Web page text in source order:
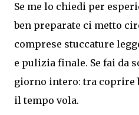
Se me lo chiedi per
ben preparate ci metto
comprese stuccature
e pulizia finale. Se fai da
giorno intero: tra coprire
il tempo vola.